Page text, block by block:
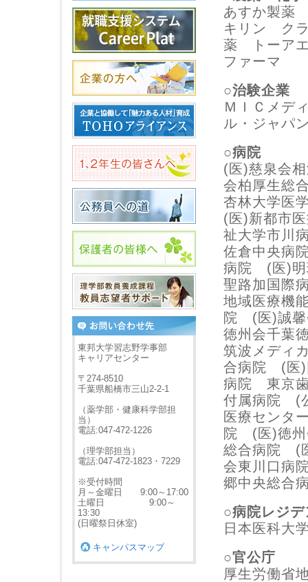
東邦大学習志野学事部
キャリアセンター
〒274-8510
千葉県船橋市三山2-2-1
（薬学部・健康科学部担
当）
電話:047-472-1226
（理学部担当）
電話:047-472-1823・7229
※受付時間
月～金曜日 9:00～17:00
土曜日 9:00～
13:30
(日曜祭日休室)
キャンパスマップ
あすか製
キリン ク
薬 トーア
ファーマ
○治験企業
ＭＩＣメデ
ル・ジャパ
○病院
(医)慈泉会
会柏厚生総
杏林大学医
(医)新都市
祉大学市川
佐倉中央病
病院 (医)明
聖路加国際
地域医療機
院 (医)誠馨
徳州会千葉
筑波メディ
合病院 (医)
病院 東京
付属病院 (
医療センタ
院 (医)徳州
総合病院 (
会東川口病
郷中央総合
○病院レジデ
日本医科大
○官公庁
厚生労働省